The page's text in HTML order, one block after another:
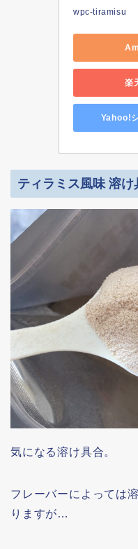
wpc-tiramisu
楽
Yahoo!
ティラミス風味 溶け
気になる溶け具合。
フレーバーによっては
りますが…